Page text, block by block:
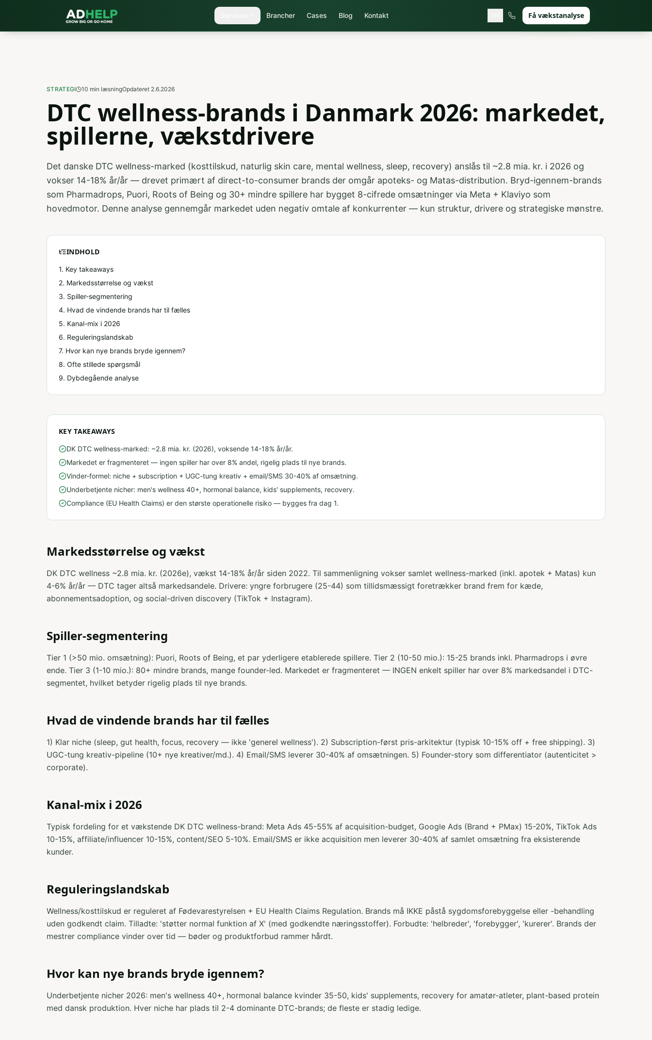
Brancher Cases Blog Kontakt Få vækstanalyse
STRATEGI 10 min læsningOpdateret 2.6.2026
DTC wellness-brands i Danmark 2026: markedet,
spillerne, vækstdrivere
Det danske DTC wellness-marked (kosttilskud, naturlig skin care, mental wellness, sleep, recovery) anslås til ~2.8 mia. kr. i 2026 og
vokser 14-18% år/år — drevet primært af direct-to-consumer brands der omgår apoteks- og Matas-distribution. Bryd-igennem-brands
som Pharmadrops, Puori, Roots of Being og 30+ mindre spillere har bygget 8-cifrede omsætninger via Meta + Klaviyo som
hovedmotor. Denne analyse gennemgår markedet uden negativ omtale af konkurrenter — kun struktur, drivere og strategiske mønstre.
INDHOLD
1. Key takeaways
2. Markedsstørrelse og vækst
3. Spiller-segmentering
4. Hvad de vindende brands har til fælles
5. Kanal-mix i 2026
6. Reguleringslandskab
7. Hvor kan nye brands bryde igennem?
8. Ofte stillede spørgsmål
9. Dybdegående analyse
KEY TAKEAWAYS
DK DTC wellness-marked: ~2.8 mia. kr. (2026), voksende 14-18% år/år.
Markedet er fragmenteret — ingen spiller har over 8% andel, rigelig plads til nye brands.
Vinder-formel: niche + subscription + UGC-tung kreativ + email/SMS 30-40% af omsætning.
Underbetjente nicher: men's wellness 40+, hormonal balance, kids' supplements, recovery.
Compliance (EU Health Claims) er den største operationelle risiko — bygges fra dag 1.
Markedsstørrelse og vækst
DK DTC wellness ~2.8 mia. kr. (2026e), vækst 14-18% år/år siden 2022. Til sammenligning vokser samlet wellness-marked (inkl. apotek + Matas) kun
4-6% år/år — DTC tager altså markedsandele. Drivere: yngre forbrugere (25-44) som tillidsmæssigt foretrækker brand frem for kæde,
abonnementsadoption, og social-driven discovery (TikTok + Instagram).
Spiller-segmentering
Tier 1 (>50 mio. omsætning): Puori, Roots of Being, et par yderligere etablerede spillere. Tier 2 (10-50 mio.): 15-25 brands inkl. Pharmadrops i øvre
ende. Tier 3 (1-10 mio.): 80+ mindre brands, mange founder-led. Markedet er fragmenteret — INGEN enkelt spiller har over 8% markedsandel i DTC-
segmentet, hvilket betyder rigelig plads til nye brands.
Hvad de vindende brands har til fælles
1) Klar niche (sleep, gut health, focus, recovery — ikke 'generel wellness'). 2) Subscription-først pris-arkitektur (typisk 10-15% off + free shipping). 3)
UGC-tung kreativ-pipeline (10+ nye kreativer/md.). 4) Email/SMS leverer 30-40% af omsætningen. 5) Founder-story som differentiator (autenticitet >
corporate).
Kanal-mix i 2026
Typisk fordeling for et vækstende DK DTC wellness-brand: Meta Ads 45-55% af acquisition-budget, Google Ads (Brand + PMax) 15-20%, TikTok Ads
10-15%, affiliate/influencer 10-15%, content/SEO 5-10%. Email/SMS er ikke acquisition men leverer 30-40% af samlet omsætning fra eksisterende
kunder.
Reguleringslandskab
Wellness/kosttilskud er reguleret af Fødevarestyrelsen + EU Health Claims Regulation. Brands må IKKE påstå sygdomsforebyggelse eller -behandling
uden godkendt claim. Tilladte: 'støtter normal funktion af X' (med godkendte næringsstoffer). Forbudte: 'helbreder', 'forebygger', 'kurerer'. Brands der
mestrer compliance vinder over tid — bøder og produktforbud rammer hårdt.
Hvor kan nye brands bryde igennem?
Underbetjente nicher 2026: men's wellness 40+, hormonal balance kvinder 35-50, kids' supplements, recovery for amatør-atleter, plant-based protein
med dansk produktion. Hver niche har plads til 2-4 dominante DTC-brands; de fleste er stadig ledige.